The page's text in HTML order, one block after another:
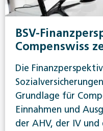
BSV-
Compenswiss
Die
Grundlage für
Einnahmen und
der AHV, der IV und